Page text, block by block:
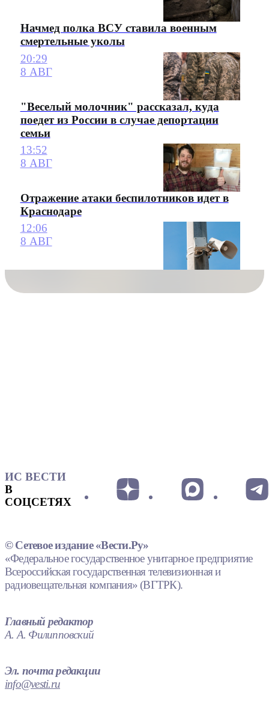
Начмед полка ВСУ ставила военным
смертельные уколы
20:29
8 АВГ
"Веселый молочник" рассказал, куда
поедет из России в случае депортации
семьи
13:52
8 АВГ
Отражение атаки беспилотников идет в
Краснодаре
12:06
8 АВГ
ИС ВЕСТИ
В
СОЦСЕТЯХ
© Сетевое издание «Вести.Ру»
«Федеральное государственное унитарное предприятие
Всероссийская государственная телевизионная и
радиовещательная компания» (ВГТРК).
Главный редактор
А. А. Филипповский
Эл. почта редакции
info@vesti.ru